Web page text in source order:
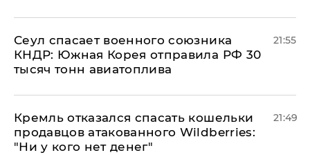
​Сеул спасает военного союзника
КНДР: Южная Корея отправила РФ 30
тысяч тонн авиатоплива
21:55
Кремль отказался спасать кошельки
продавцов атакованного Wildberries:
"Ни у кого нет денег"
21:49